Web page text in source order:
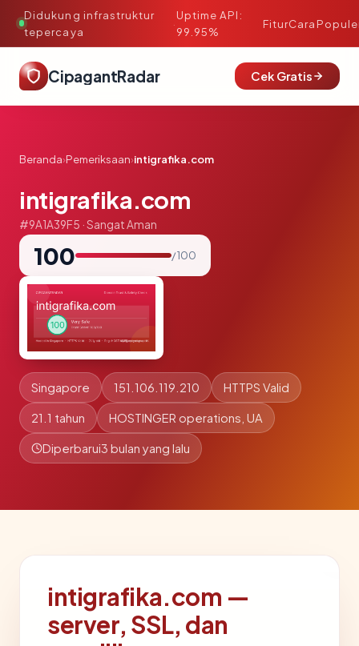
Didukung infrastruktur
tepercaya
·
Uptime API:
99.95%
FiturCara
CipagantRadar Cek Gratis
Beranda›Pemeriksaan›intigrafika.com
intigrafika.com
#9A1A39F5 · Sangat Aman
100 / 100
Singapore 151.106.119.210 HTTPS Valid
21.1 tahun HOSTINGER operations, UA
Diperbarui3 bulan yang lalu
intigrafika.com —
server, SSL, dan